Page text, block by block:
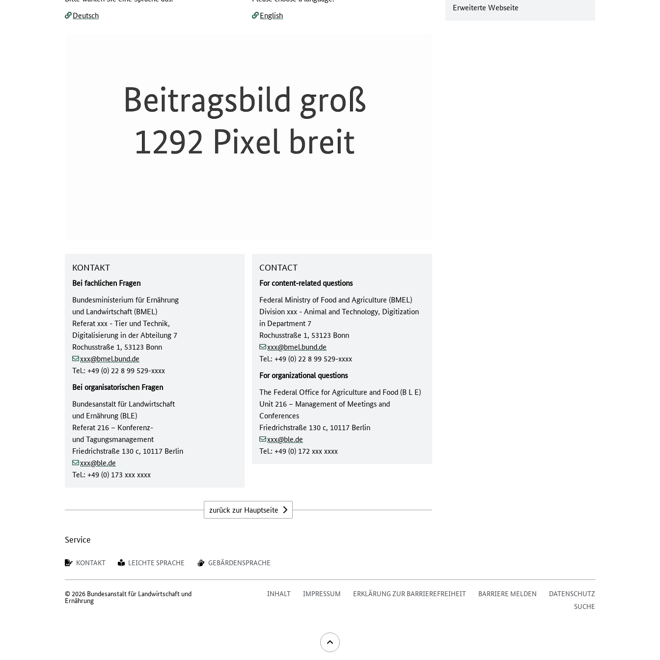
Deutsch
English
KONTAKT
Bei fachlichen Fragen
Bundesministerium für Ernährung
und Landwirtschaft (BMEL)
Referat xxx - Tier und Technik,
Digitalisierung in der Abteilung 7
Rochusstraße 1, 53123 Bonn
xxx@bmel.bund.de
Tel.: +49 (0) 22 8 99 529-xxxx
Bei organisatorischen Fragen
Bundesanstalt für Landwirtschaft
und Ernährung (BLE)
Referat 216 – Konferenz-
und Tagungsmanagement
Friedrichstraße 130 c, 10117 Berlin
xxx@ble.de
Tel.: +49 (0) 173 xxx xxxx
CONTACT
For content-related questions
Federal Ministry of Food and Agriculture (BMEL)
Division xxx - Animal and Technology, Digitization
in Department 7
Rochusstraße 1, 53123 Bonn
xxx@bmel.bund.de
Tel.: +49 (0) 22 8 99 529-xxxx
For organizational questions
The Federal Office for Agriculture and Food (B L E)
Unit 216 – Management of Meetings and
Conferences
Friedrichstraße 130 c, 10117 Berlin
xxx@ble.de
Tel.: +49 (0) 172 xxx xxxx
zurück zur Hauptseite
Erweiterte Webseite
Service
KONTAKT LEICHTE SPRACHE GEBÄRDENSPRACHE
INHALT IMPRESSUM ERKLÄRUNG ZUR BARRIEREFREIHEIT BARRIERE MELDEN
DATENSCHUTZ
SUCHE
© 2026 Bundesanstalt für Landwirtschaft und
Ernährung